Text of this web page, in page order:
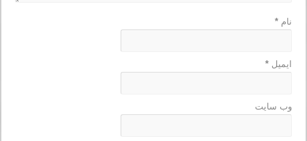
نام*
ایمیل*
وب‌ سایت